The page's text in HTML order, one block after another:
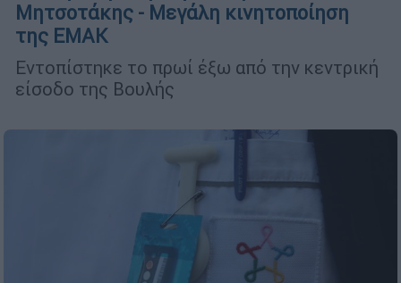
Μητσοτάκης - Μεγάλη κινητοποίηση
της ΕΜΑΚ
Εντοπίστηκε το πρωί έξω από την κεντρική
είσοδο της Βουλής